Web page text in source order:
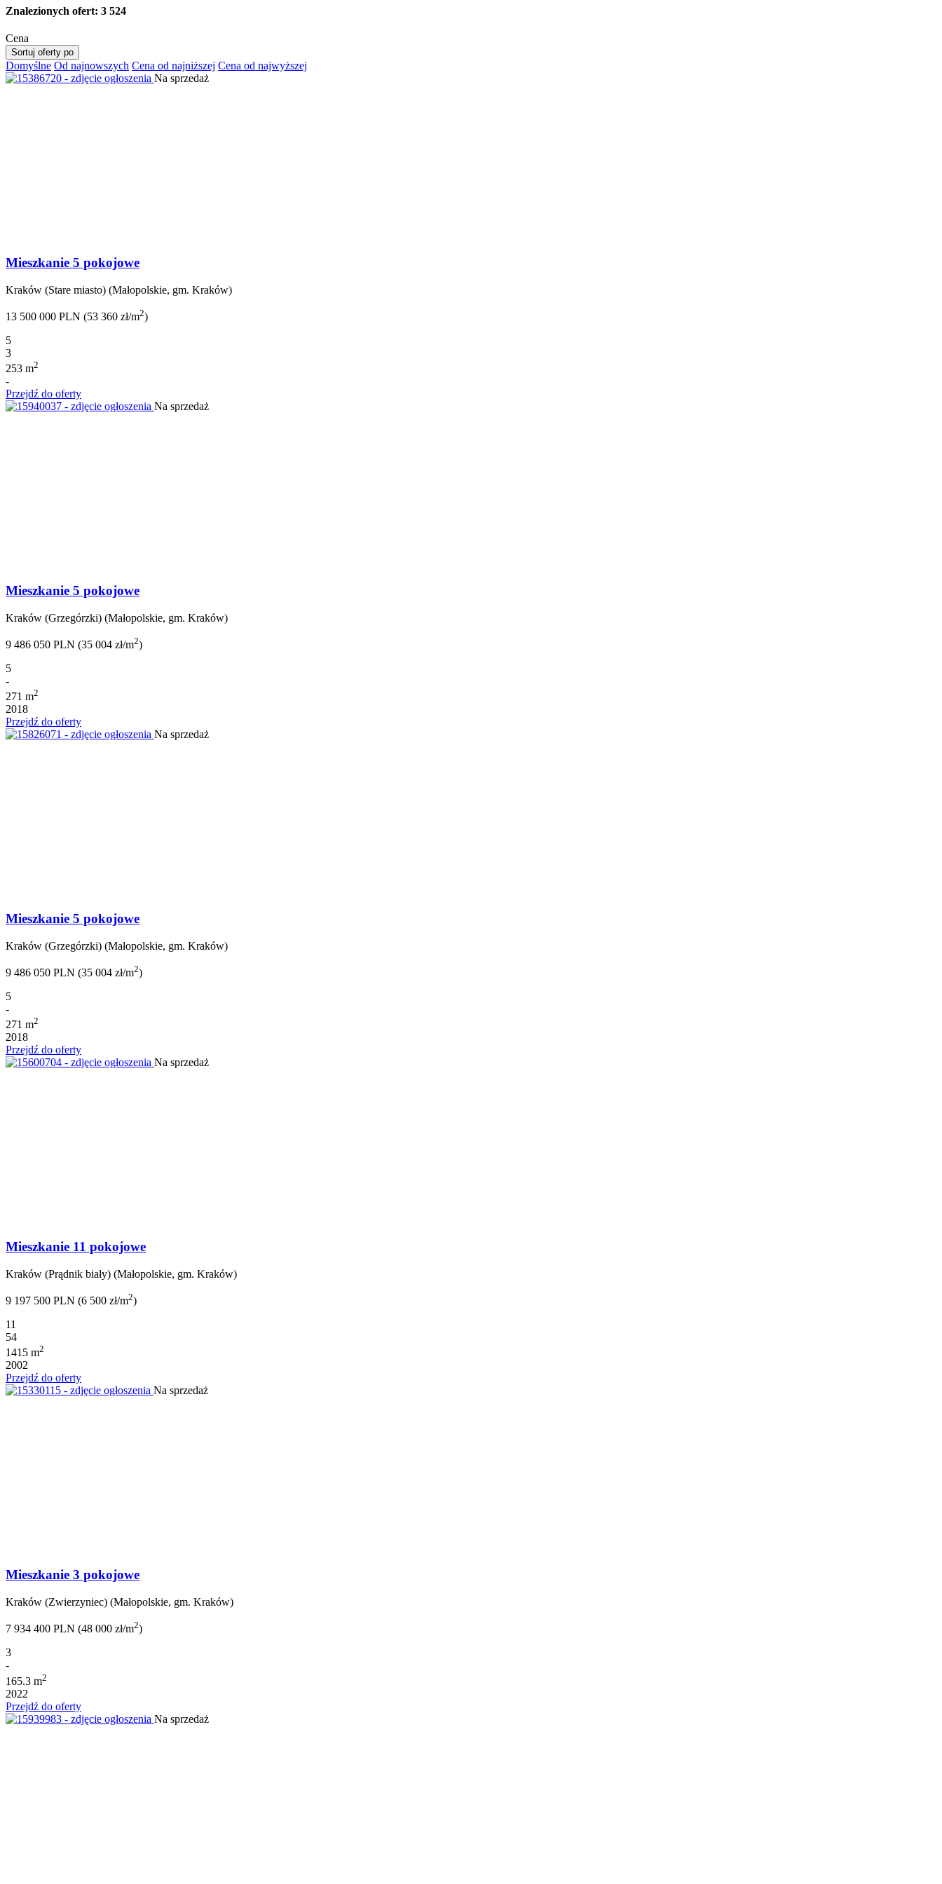
Znalezionych ofert: 3 524
Cena
Sortuj oferty po
Domyślne Od najnowszych Cena od najniższej Cena od najwyższej
Na sprzedaż
Mieszkanie 5 pokojowe
Kraków (Stare miasto) (Małopolskie, gm. Kraków)
13 500 000 PLN (53 360 zł/m2)
5
3
253 m2
-
Przejdź do oferty
Na sprzedaż
Mieszkanie 5 pokojowe
Kraków (Grzegórzki) (Małopolskie, gm. Kraków)
9 486 050 PLN (35 004 zł/m2)
5
-
271 m2
2018
Przejdź do oferty
Na sprzedaż
Mieszkanie 5 pokojowe
Kraków (Grzegórzki) (Małopolskie, gm. Kraków)
9 486 050 PLN (35 004 zł/m2)
5
-
271 m2
2018
Przejdź do oferty
Na sprzedaż
Mieszkanie 11 pokojowe
Kraków (Prądnik biały) (Małopolskie, gm. Kraków)
9 197 500 PLN (6 500 zł/m2)
11
54
1415 m2
2002
Przejdź do oferty
Na sprzedaż
Mieszkanie 3 pokojowe
Kraków (Zwierzyniec) (Małopolskie, gm. Kraków)
7 934 400 PLN (48 000 zł/m2)
3
-
165.3 m2
2022
Przejdź do oferty
Na sprzedaż